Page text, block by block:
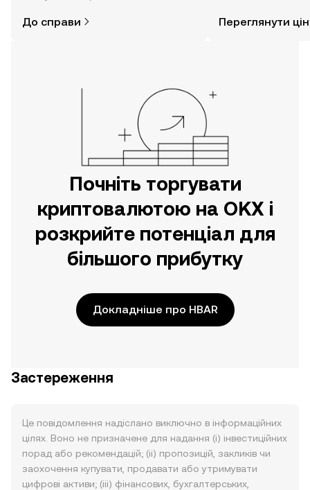
за допомогою застосунку OKX для
До справи Переглянути
Почніть торгувати
криптовалютою на OKX і
розкрийте потенціал для
більшого прибутку
Докладніше про HBAR
Застереження
Це повідомлення надіслано виключно в інформаційних
цілях. Воно не призначене для надання (i) інвестиційних
порад або рекомендацій; (ii) пропозицій, закликів чи
заохочення купувати, продавати або утримувати
цифрові активи; (iii) фінансових, бухгалтерських,